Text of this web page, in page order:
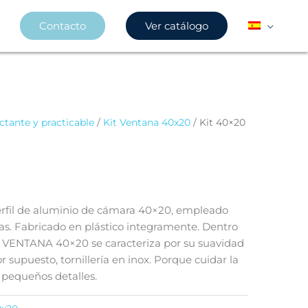
Contacto Ver catálogo
y practicable/ Kit Ventana 40x20/ Kit 40×20
de aluminio de cámara 40×20, empleado
Fabricado en plástico integramente. Dentro
40×20 se caracteriza por su suavidad
supuesto, tornillería en inox. Porque cuidar la
detalles.